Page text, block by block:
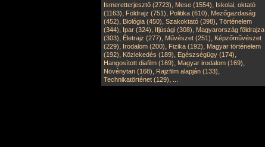
Ismeretterjesztő (2723), Mese (1554), Iskolai, oktató
(1163), Földrajz (751), Politika (610), Mezőgazdaság
(452), Biológia (450), Szakoktató (398), Történelem
(344), Ipar (324), Ifjúsági (308), Magyarország földrajza
(303), Életrajz (277), Művészet (251), Képzőművészet
(229), Irodalom (200), Fizika (192), Magyar történelem
(192), Közlekedés (189), Egészségügy (174),
Hangosított diafilm (169), Magyar irodalom (169),
Növénytan (168), Rajzfilm alapján (133),
Technikatörténet (129),